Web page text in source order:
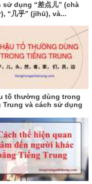
sử dụng “差点儿” (chà
“几乎” (jīhū), và...
tố thường dùng trong
Trung và cách sử dụng